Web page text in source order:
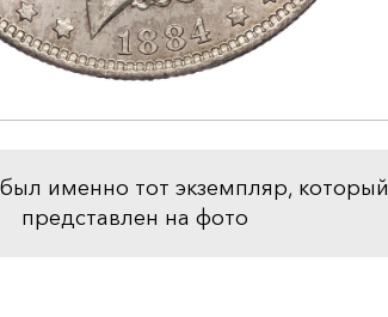
именно тот экземпляр, который
представлен на фото